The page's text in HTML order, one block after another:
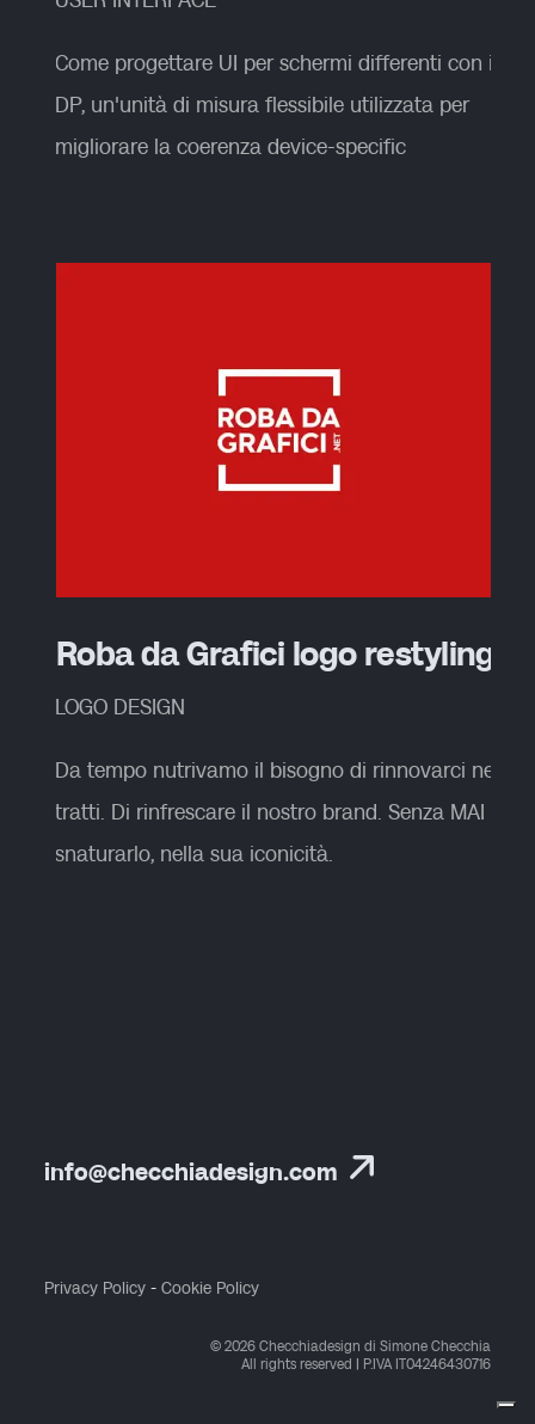
Come progettare UI per schermi differenti con i
DP, un'unità di misura flessibile utilizzata per
migliorare la coerenza device-specific
Roba da Grafici logo restyling
LOGO DESIGN
Da tempo nutrivamo il bisogno di rinnovarci nei
tratti. Di rinfrescare il nostro brand. Senza MAI
snaturarlo, nella sua iconicità.
info@checchiadesign.com
Privacy Policy -Cookie Policy
© 2026 Checchiadesign di Simone Checchia
All rights reserved | P.IVA IT04246430716